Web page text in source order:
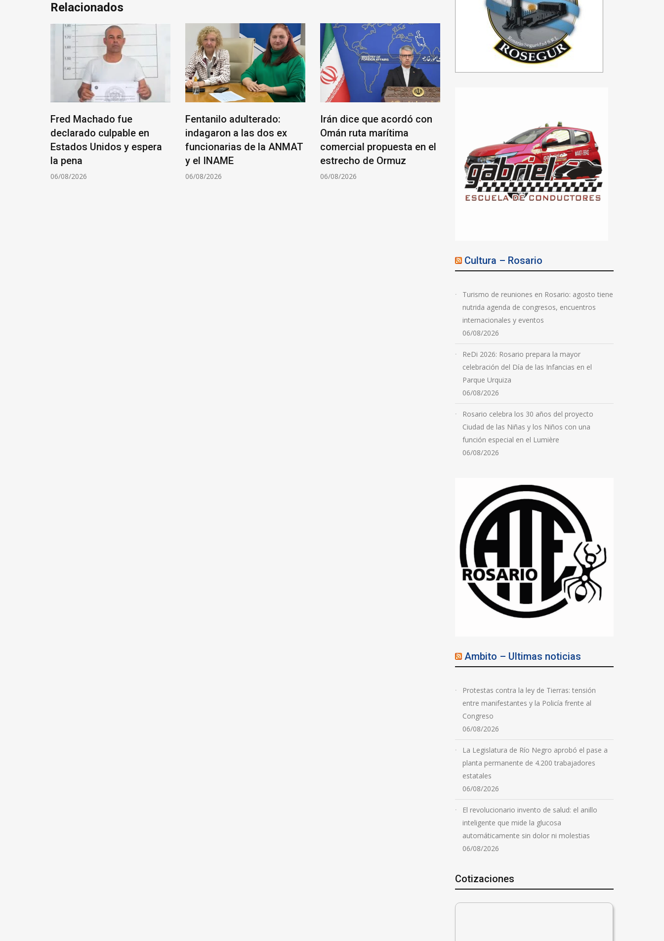
Relacionados
Fred Machado fue
declarado culpable en
Estados Unidos y espera
la pena
06/08/2026
Fentanilo adulterado:
indagaron a las dos ex
funcionarias de la ANMAT
y el INAME
06/08/2026
Irán dice que acordó con
Omán ruta marítima
comercial propuesta en el
estrecho de Ormuz
06/08/2026
posesión de un edificio
decomisado en una causa
por estafa inmobiliaria en
Rosario
06/08/2026
Cultura – Rosario
Turismo de reuniones en Rosario: agosto tiene
nutrida agenda de congresos, encuentros
internacionales y eventos
06/08/2026
ReDi 2026: Rosario prepara la mayor
celebración del Día de las Infancias en el
Parque Urquiza
06/08/2026
Rosario celebra los 30 años del proyecto
Ciudad de las Niñas y los Niños con una
función especial en el Lumière
06/08/2026
Ambito – Ultimas noticias
Protestas contra la ley de Tierras: tensión
entre manifestantes y la Policía frente al
Congreso
06/08/2026
La Legislatura de Río Negro aprobó el pase a
planta permanente de 4.200 trabajadores
estatales
06/08/2026
El revolucionario invento de salud: el anillo
inteligente que mide la glucosa
automáticamente sin dolor ni molestias
06/08/2026
Cotizaciones